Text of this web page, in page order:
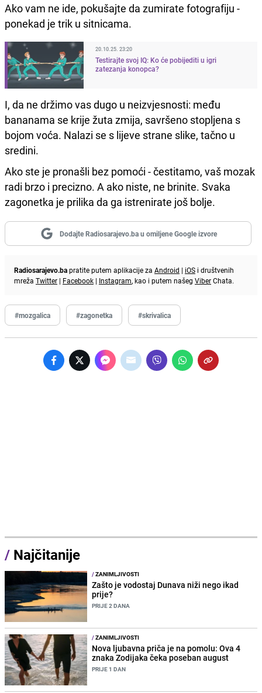
Ako vam ne ide, pokušajte da zumirate fotografiju -
ponekad je trik u sitnicama.
20.10.25. 23:20
Testirajte svoj IQ: Ko će pobijediti u igri
zatezanja konopca?
I, da ne držimo vas dugo u neizvjesnosti: među
bananama se krije žuta zmija, savršeno stopljena s
bojom voća. Nalazi se s lijeve strane slike, tačno u
sredini.
Ako ste je pronašli bez pomoći - čestitamo, vaš mozak
radi brzo i precizno. A ako niste, ne brinite. Svaka
zagonetka je prilika da ga istrenirate još bolje.
Dodajte Radiosarajevo.ba u omiljene Google izvore
Radiosarajevo.bapratite putem aplikacije za Android | iOS i društvenih
mreža Twitter | Facebook | Instagram, kao i putem našeg ViberChata.
#mozgalica #zagonetka #skrivalica
/ Najčitanije
/ZANIMLJIVOSTI
Zašto je vodostaj Dunava niži nego ikad
prije?
PRIJE 2 DANA
/ZANIMLJIVOSTI
Nova ljubavna priča je na pomolu: Ova 4
znaka Zodijaka čeka poseban august
PRIJE 1 DAN